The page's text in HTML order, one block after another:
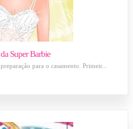
Super Barbie
para o casamento. Primeir...